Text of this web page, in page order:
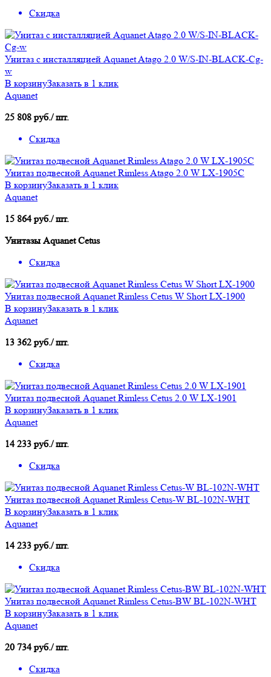
Скидка
Унитаз с инсталляцией Aquanet Atago 2.0 W/S-IN-BLACK-Cg-
w
В корзинуЗаказать в 1 клик
Aquanet
25 808 руб./ шт.
Скидка
Унитаз подвесной Aquanet Rimless Atago 2.0 W LX-1905C
В корзинуЗаказать в 1 клик
Aquanet
15 864 руб./ шт.
Унитазы Aquanet Cetus
Скидка
Унитаз подвесной Aquanet Rimless Cetus W Short LX-1900
В корзинуЗаказать в 1 клик
Aquanet
13 362 руб./ шт.
Скидка
Унитаз подвесной Aquanet Rimless Cetus 2.0 W LX-1901
В корзинуЗаказать в 1 клик
Aquanet
14 233 руб./ шт.
Скидка
Унитаз подвесной Aquanet Rimless Cetus-W BL-102N-WHT
В корзинуЗаказать в 1 клик
Aquanet
14 233 руб./ шт.
Скидка
Унитаз подвесной Aquanet Rimless Cetus-BW BL-102N-WHT
В корзинуЗаказать в 1 клик
Aquanet
20 734 руб./ шт.
Скидка